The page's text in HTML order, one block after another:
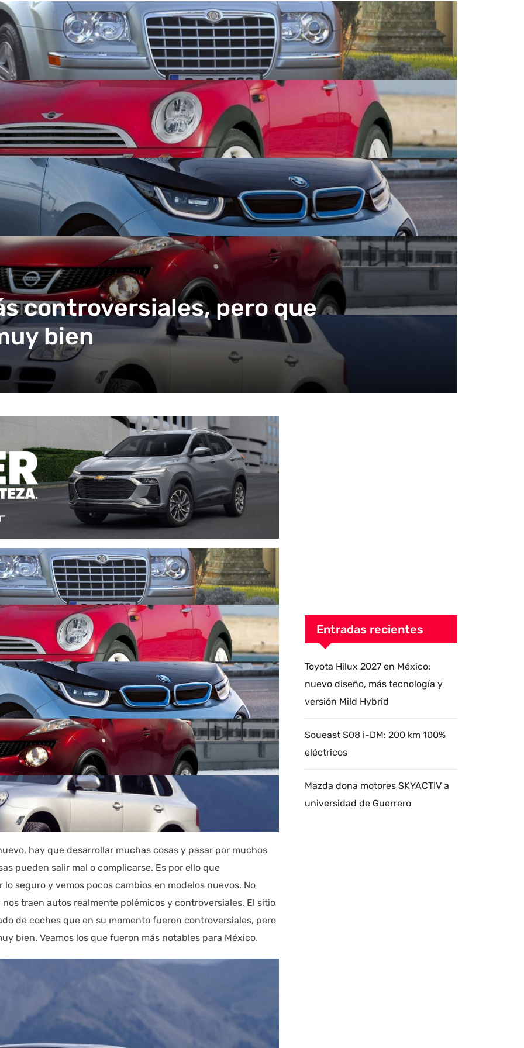
controversiales, pero que
bien
hay que desarrollar muchas cosas y pasar por muchos
pueden salir mal o complicarse. Es por ello que
seguro y vemos pocos cambios en modelos nuevos. No
traen autos realmente polémicos y controversiales. El sitio
de coches que en su momento fueron controversiales, pero
bien. Veamos los que fueron más notables para México.
Entradas recientes
Toyota Hilux 2027 en México:
nuevo diseño, más tecnología y
versión Mild Hybrid
Soueast S08 i-DM: 200 km 100%
eléctricos
Mazda dona motores SKYACTIV a
universidad de Guerrero